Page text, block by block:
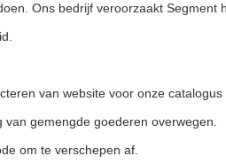
Ons bedrijf veroorzaakt Segment
van website voor onze catalogus
gemengde goederen overwegen.
om te verschepen af.